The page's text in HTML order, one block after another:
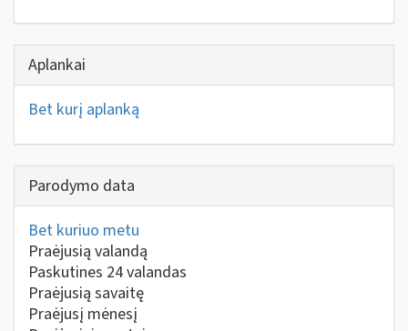
Aplankai
Bet kurį aplanką
Parodymo data
Bet kuriuo metu
Praėjusią valandą
Paskutines 24 valandas
Praėjusią savaitę
Praėjusį mėnesį